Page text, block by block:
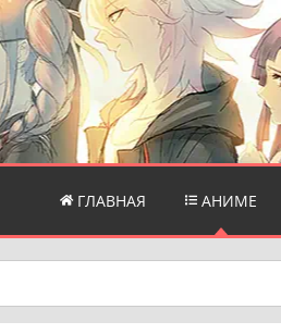
ГЛАВНАЯ АНИМЕ